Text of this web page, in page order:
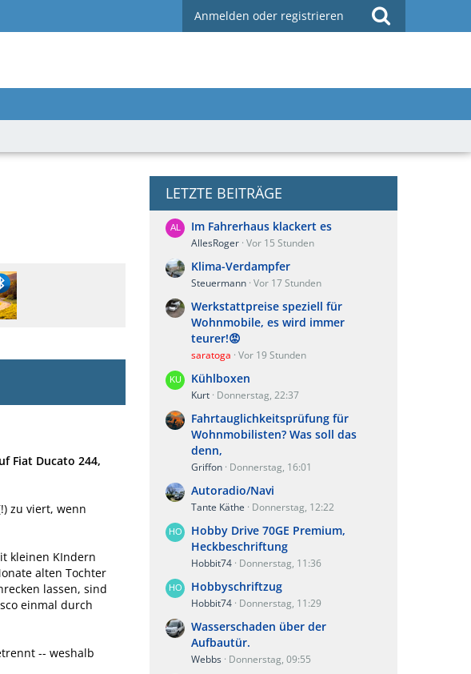
Anmelden oder registrieren
Fiat Ducato 244,
zu viert, wenn
kleinen KIndern
alten Tochter
lassen, sind
einmal durch
-- weshalb
LETZTE BEITRÄGE
Im Fahrerhaus klackert es
AllesRoger Vor 15 Stunden
Klima-Verdampfer
Steuermann Vor 17 Stunden
Werkstattpreise speziell für
Wohnmobile, es wird immer
teurer!😡
saratoga Vor 19 Stunden
Kühlboxen
Kurt Donnerstag, 22:37
Fahrtauglichkeitsprüfung für
Wohnmobilisten? Was soll das
denn,
Griffon Donnerstag, 16:01
Autoradio/Navi
Tante Käthe Donnerstag, 12:22
Hobby Drive 70GE Premium,
Heckbeschriftung
Hobbit74 Donnerstag, 11:36
Hobbyschriftzug
Hobbit74 Donnerstag, 11:29
Wasserschaden über der
Aufbautür.
Webbs Donnerstag, 09:55